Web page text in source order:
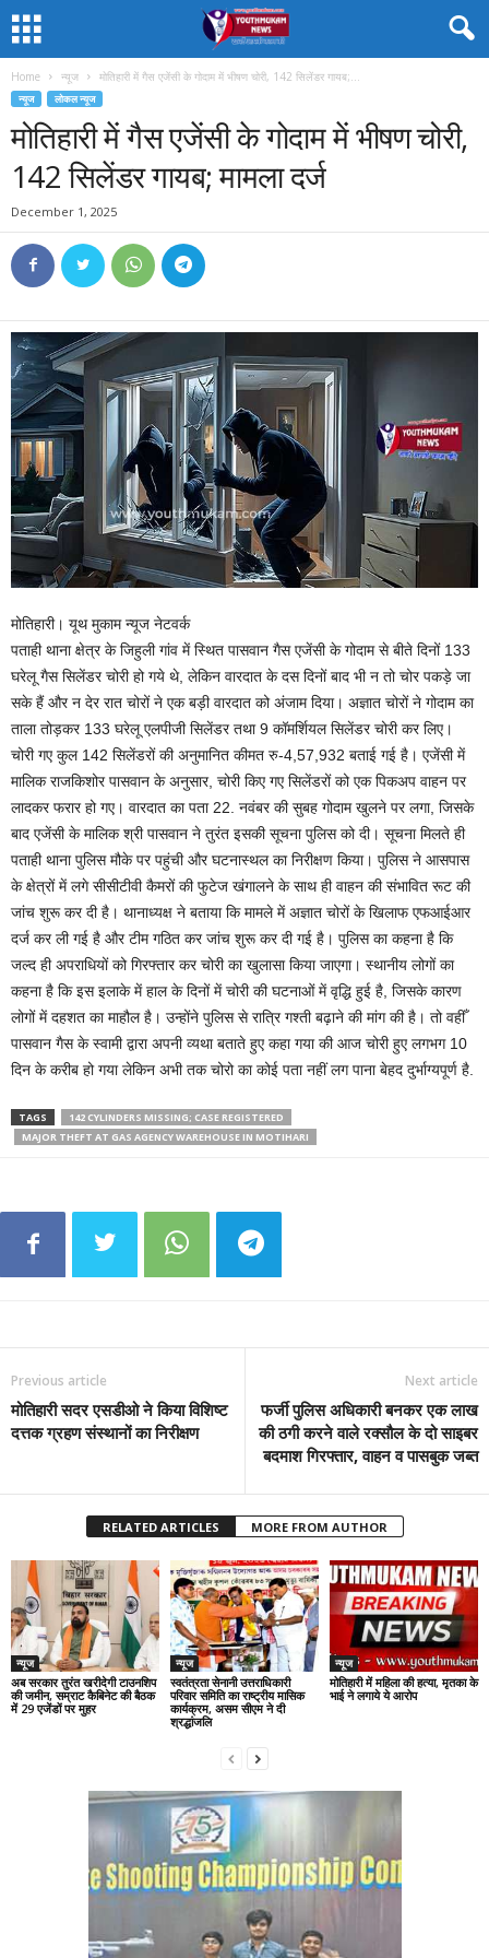
Home न्यूज मोतिहारी में गैस एजेंसी के गोदाम में भीषण चोरी, 142 सिलेंडर गायब;...
न्यूज लोकल न्यूज
मोतिहारी में गैस एजेंसी के गोदाम में भीषण चोरी,
142 सिलेंडर गायब; मामला दर्ज
December 1, 2025
मोतिहारी। यूथ मुकाम न्यूज नेटवर्क
पताही थाना क्षेत्र के जिहुली गांव में स्थित पासवान गैस एजेंसी के गोदाम से बीते दिनों 133
घरेलू गैस सिलेंडर चोरी हो गये थे, लेकिन वारदात के दस दिनों बाद भी न तो चोर पकड़े जा
सके हैं और न देर रात चोरों ने एक बड़ी वारदात को अंजाम दिया। अज्ञात चोरों ने गोदाम का
ताला तोड़कर 133 घरेलू एलपीजी सिलेंडर तथा 9 कॉमर्शियल सिलेंडर चोरी कर लिए।
चोरी गए कुल 142 सिलेंडरों की अनुमानित कीमत रु-4,57,932 बताई गई है। एजेंसी में
मालिक राजकिशोर पासवान के अनुसार, चोरी किए गए सिलेंडरों को एक पिकअप वाहन पर
लादकर फरार हो गए। वारदात का पता 22. नवंबर की सुबह गोदाम खुलने पर लगा, जिसके
बाद एजेंसी के मालिक श्री पासवान ने तुरंत इसकी सूचना पुलिस को दी। सूचना मिलते ही
पताही थाना पुलिस मौके पर पहुंची और घटनास्थल का निरीक्षण किया। पुलिस ने आसपास
के क्षेत्रों में लगे सीसीटीवी कैमरों की फुटेज खंगालने के साथ ही वाहन की संभावित रूट की
जांच शुरू कर दी है। थानाध्यक्ष ने बताया कि मामले में अज्ञात चोरों के खिलाफ एफआईआर
दर्ज कर ली गई है और टीम गठित कर जांच शुरू कर दी गई है। पुलिस का कहना है कि
जल्द ही अपराधियों को गिरफ्तार कर चोरी का खुलासा किया जाएगा। स्थानीय लोगों का
कहना है कि इस इलाके में हाल के दिनों में चोरी की घटनाओं में वृद्धि हुई है, जिसके कारण
लोगों में दहशत का माहौल है। उन्होंने पुलिस से रात्रि गश्ती बढ़ाने की मांग की है। तो वहीँ
पासवान गैस के स्वामी द्वारा अपनी व्यथा बताते हुए कहा गया की आज चोरी हुए लगभग 10
दिन के करीब हो गया लेकिन अभी तक चोरो का कोई पता नहीं लग पाना बेहद दुर्भाग्यपूर्ण है.
TAGS
142 CYLINDERS MISSING; CASE REGISTERED
MAJOR THEFT AT GAS AGENCY WAREHOUSE IN MOTIHARI
Previous article
मोतिहारी सदर एसडीओ ने किया विशिष्ट
दत्तक ग्रहण संस्थानों का निरीक्षण
Next article
फर्जी पुलिस अधिकारी बनकर एक लाख
की ठगी करने वाले रक्सौल के दो साइबर
बदमाश गिरफ्तार, वाहन व पासबुक जब्त
RELATED ARTICLES MORE FROM AUTHOR
न्यूज
अब सरकार तुरंत खरीदेगी टाउनशिप
की जमीन, सम्राट कैबिनेट की बैठक
में 29 एजेंडों पर मुहर
न्यूज
स्वतंत्रता सेनानी उत्तराधिकारी
परिवार समिति का राष्ट्रीय मासिक
कार्यक्रम, असम सीएम ने दी
श्रद्धांजलि
न्यूज
मोतिहारी में महिला की हत्या, मृतका के
भाई ने लगाये ये आरोप